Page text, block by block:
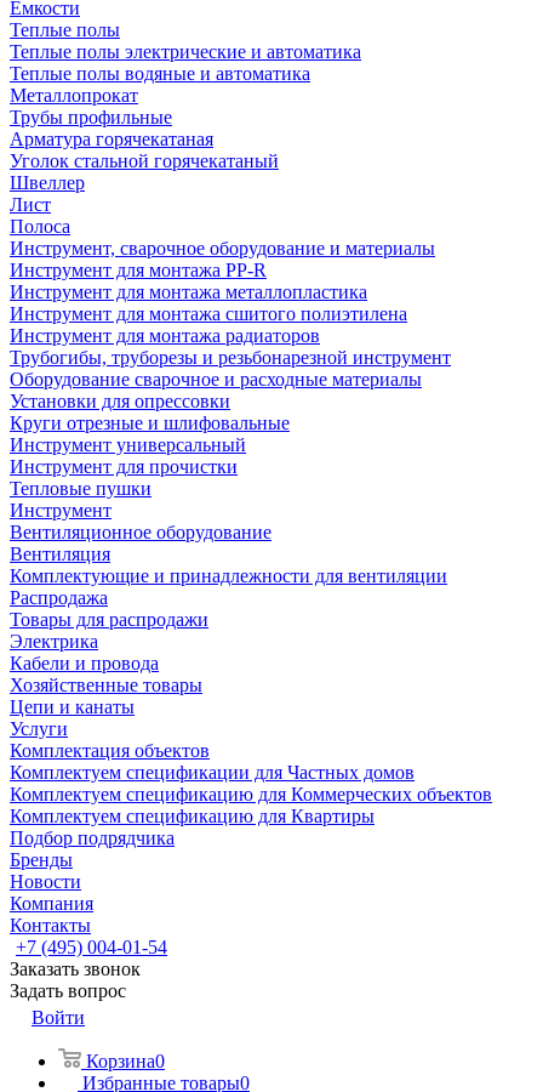
Ёмкости
Теплые полы
Теплые полы электрические и автоматика
Теплые полы водяные и автоматика
Металлопрокат
Трубы профильные
Арматура горячекатаная
Уголок стальной горячекатаный
Швеллер
Лист
Полоса
Инструмент, сварочное оборудование и материалы
Инструмент для монтажа PP-R
Инструмент для монтажа металлопластика
Инструмент для монтажа сшитого полиэтилена
Инструмент для монтажа радиаторов
Трубогибы, труборезы и резьбонарезной инструмент
Оборудование сварочное и расходные материалы
Установки для опрессовки
Круги отрезные и шлифовальные
Инструмент универсальный
Инструмент для прочистки
Тепловые пушки
Инструмент
Вентиляционное оборудование
Вентиляция
Комплектующие и принадлежности для вентиляции
Распродажа
Товары для распродажи
Электрика
Кабели и провода
Хозяйственные товары
Цепи и канаты
Услуги
Комплектация объектов
Комплектуем спецификации для Частных домов
Комплектуем спецификацию для Коммерческих объектов
Комплектуем спецификацию для Квартиры
Подбор подрядчика
Бренды
Новости
Компания
Контакты
+7 (495) 004-01-54
Заказать звонок
Задать вопрос
Войти
Корзина0
Избранные товары0